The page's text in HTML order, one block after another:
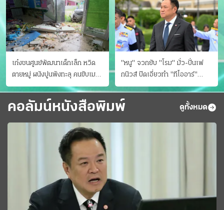
เก๋งชนศูนย์พัฒนาเด็กเล็ก หวิด
ตายหมู่ ผนังปูนพังทะลุ คนขับเมา
ยา
"หนู" จวกยับ "โรม" มั่ว-ปั่นเฟ
กนิวส์ ปัดเอี่ยวทํา "ทีโออาร์"
ต้นทางโกงสอบฉาว
คอลัมน์หนังสือพิมพ์ ดูทั้งหมด